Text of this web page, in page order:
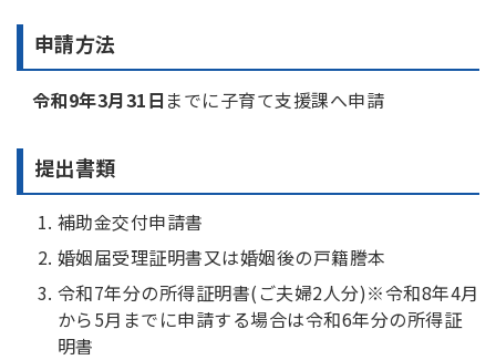
申請方法
令和9年3月31日 までに子育て支援課へ申請
提出書類
補助金交付申請書
婚姻届受理証明書又は婚姻後の戸籍謄本
令和7年分の所得証明書(ご夫婦2人分)※令和8年4月
から5月までに申請する場合は令和6年分の所得証
明書